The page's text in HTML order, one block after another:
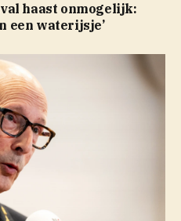
haast onmogelijk:
een waterijsje’